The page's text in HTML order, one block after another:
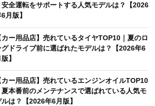
安全運転をサポートする人気モデルは？【2026
月版】
カー用品店】売れているタイヤTOP10｜夏のロ
グドライブ前に選ばれたモデルは？【2026年6
】
カー用品店】売れているエンジンオイルTOP10
夏本番前のメンテナンスで選ばれている人気モ
は？【2026年6月版】